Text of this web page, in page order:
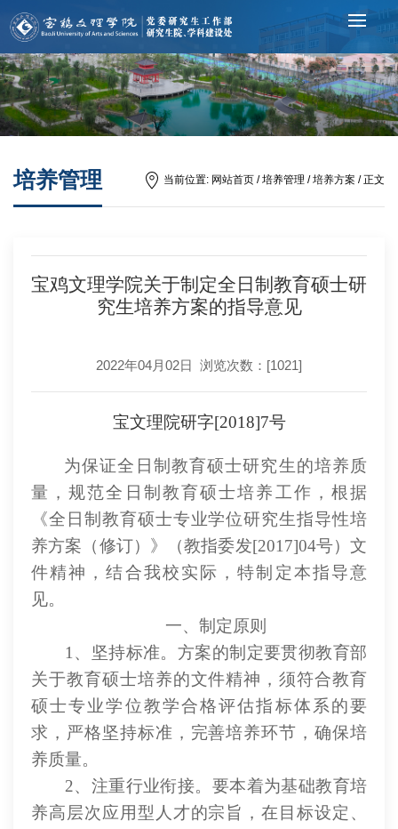
培养管理 当前位置: 网站首页 / 培养管理 /培养方案 / 正文
宝鸡文理学院关于制定全日制教育硕士研
究生培养方案的指导意见
2022年04月02日 浏览次数：[1021]
宝文理院研字[2018]7号
为保证全日制教育硕士研究生的培养质
量，规范全日制教育硕士培养工作，根据
《全日制教育硕士专业学位研究生指导性培
养方案（修订）》（教指委发[2017]04号）文
件精神，结合我校实际，特制定本指导意
见。
一、制定原则
1、坚持标准。方案的制定要贯彻教育部
关于教育硕士培养的文件精神，须符合教育
硕士专业学位教学合格评估指标体系的要
求，严格坚持标准，完善培养环节，确保培
养质量。
2、注重行业衔接。要本着为基础教育培
养高层次应用型人才的宗旨，在目标设定、